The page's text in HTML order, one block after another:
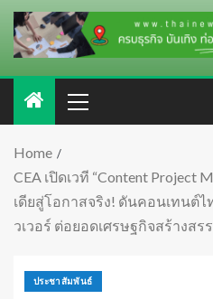
Home
CEA เปิดเวที “Content Project
เดียสู่โอกาสจริง! ดันคอนเทนต์
วเวอร์ ต่อยอดเศรษฐกิจสร้างสร
ประชาสัมพันธ์